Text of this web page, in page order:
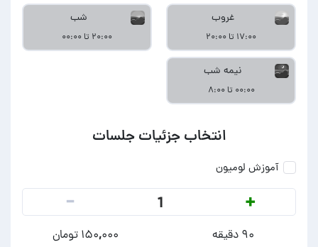
غروب
۱۷:۰۰ تا ۲۰:۰۰
شب
۲۰:۰۰ تا ۰۰:۰۰
نیمه شب
۰۰:۰۰ تا ۸:۰۰
انتخاب جزئیات جلسات
آموزش لومیون
+
1
-
۹۰ دقیقه ۱۵۰,۰۰۰ تومان